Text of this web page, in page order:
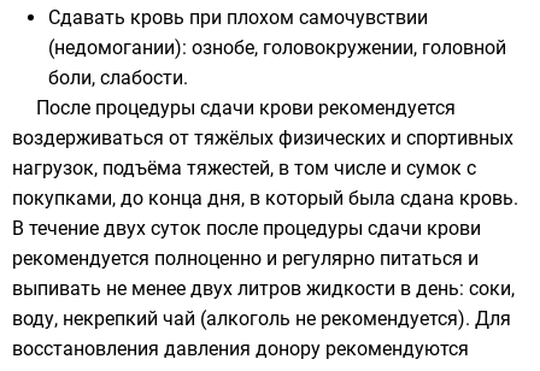
Сдавать кровь при плохом самочувствии
(недомогании): ознобе, головокружении, головной
боли, слабости.
После процедуры сдачи крови рекомендуется
воздерживаться от тяжёлых физических и спортивных
нагрузок, подъёма тяжестей, в том числе и сумок с
покупками, до конца дня, в который была сдана кровь.
В течение двух суток после процедуры сдачи крови
рекомендуется полноценно и регулярно питаться и
выпивать не менее двух литров жидкости в день: соки,
воду, некрепкий чай (алкоголь не рекомендуется). Для
восстановления давления донору рекомендуются